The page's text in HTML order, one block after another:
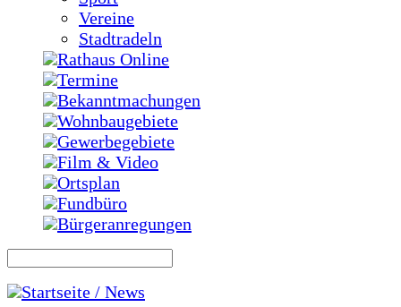
Vereine
Stadtradeln
Rathaus Online
Termine
Bekanntmachungen
Wohnbaugebiete
Gewerbegebiete
Film & Video
Ortsplan
Fundbüro
Bürgeranregungen
Startseite / News